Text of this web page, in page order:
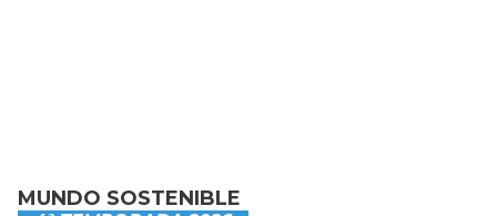
MUNDO SOSTENIBLE